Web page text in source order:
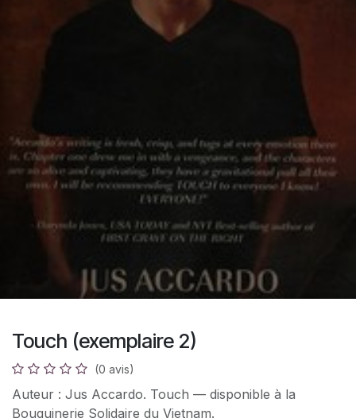
Touch (exemplaire 2)
(0 avis)
Auteur : Jus Accardo. Touch — disponible à la
Bouquinerie Solidaire du Vietnam.